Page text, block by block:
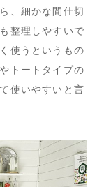
、細かな間仕切
整理しやすいで
使うというもの
トートタイプの
使いやすいと言